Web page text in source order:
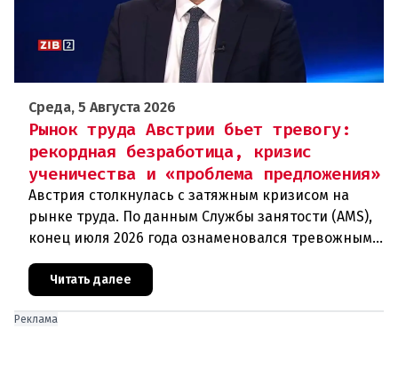
Среда, 5 Августа 2026
Рынок труда Австрии бьет тревогу:
рекордная безработица, кризис
ученичества и «проблема предложения»
Австрия столкнулась с затяжным кризисом на
рынке труда. По данным Службы занятости (AMS),
конец июля 2026 года ознаменовался тревожными
зарегистрированы как безрабо
Читать далее
Реклама